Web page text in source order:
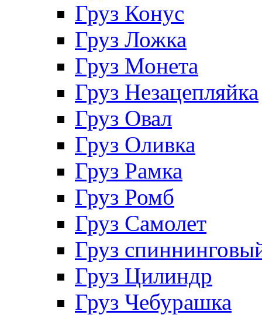
Груз Конус
Груз Ложка
Груз Монета
Груз Незацепляйка
Груз Овал
Груз Оливка
Груз Рамка
Груз Ромб
Груз Самолет
Груз
Груз Цилиндр
Груз Чебурашка